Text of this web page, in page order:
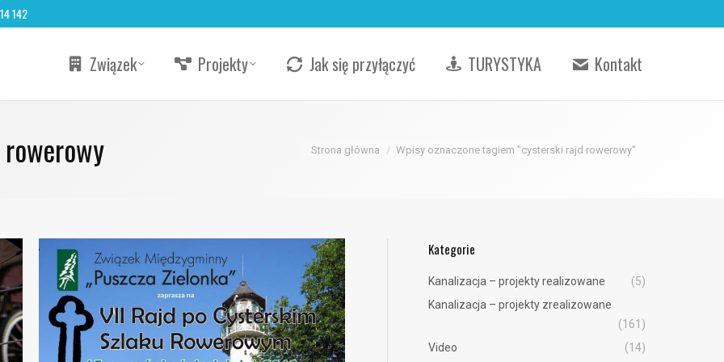
142
Związek Projekty Jak się przyłączyć TURYSTYKA Kontakt
Jesteś tutaj:
Strona główna Wpisy oznaczone tagiem "cysterski rajd rowerowy"
Kategorie
Kanalizacja – projekty realizowane
(5)
Kanalizacja – projekty zrealizowane
(161)
Video
(14)